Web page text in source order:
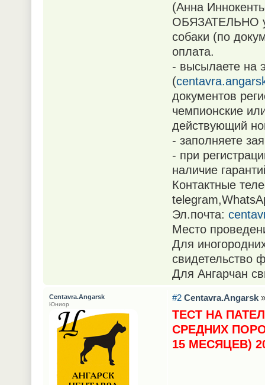
(Анна
ОБЯЗАТЕЛЬНО
собаки (по
оплата.
- высылаете на
(
документов
чемпионские
действующий
- заполняете
- при
наличие
Контактные
Эл.почта:
Место
Для
свидетельство
Для Ангарчан
#2 Centavra.Angarsk»
ТЕСТ НА
СРЕДНИХ
15 МЕСЯЦЕВ)
Centavra.Angarsk
Юниор